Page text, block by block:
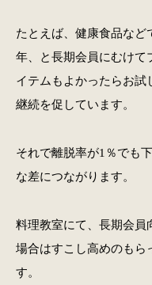
たとえば、健康食品など
年、と長期会員にむけて
イテムもよかったらお試
継続を促しています。
それで離脱率が1％でも
な差につながります。
料理教室にて、長期会員
場合はすこし高めのもら
す。